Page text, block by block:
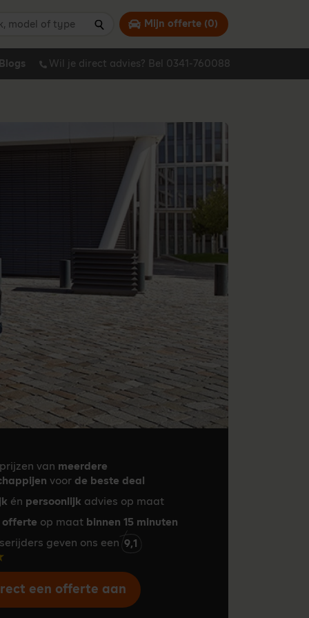
Wil je direct advies? Bel 0341-760088
of type
Zoeken
Mijn offerte (0)
van meerdere
voor de beste deal
én persoonlijk advies op maat
offerte op maat binnen 15 minuten
geven ons een 9,1
een offerte aan